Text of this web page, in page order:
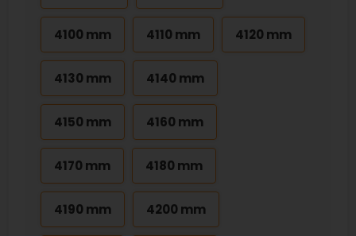
4100 mm 4110 mm 4120 mm
4130 mm 4140 mm
4150 mm 4160 mm
4170 mm 4180 mm
4190 mm 4200 mm